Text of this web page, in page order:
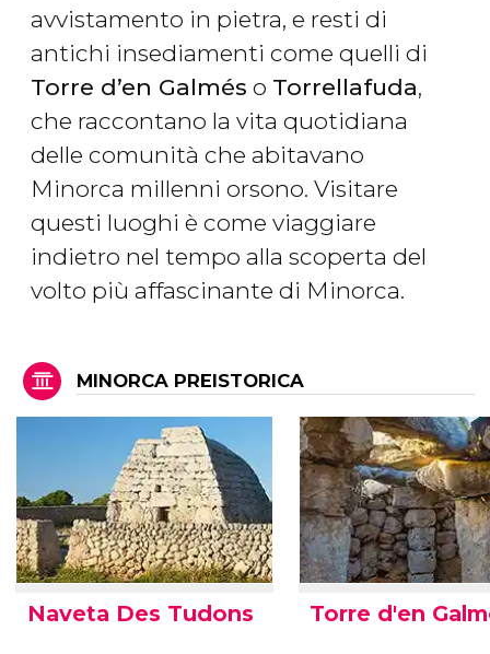
avvistamento in pietra, e resti di
antichi insediamenti come quelli di
Torre d’en Galmés o Torrellafuda,
che raccontano la vita quotidiana
delle comunità che abitavano
Minorca millenni orsono. Visitare
questi luoghi è come viaggiare
indietro nel tempo alla scoperta del
volto più affascinante di Minorca.
MINORCA PREISTORICA
Naveta Des Tudons Torre d'en